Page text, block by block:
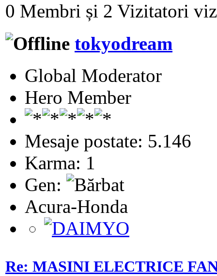
0 Membri și 2 Vizitatori
tokyodream
Global Moderator
Hero Member
Mesaje postate: 5.146
Karma: 1
Gen:
Acura-Honda
Re: MASINI ELECTRICE